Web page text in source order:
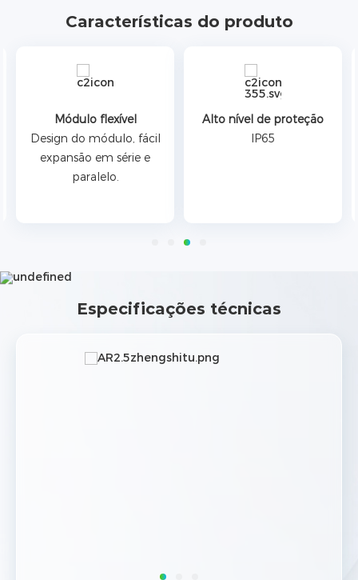
Características do produto
Módulo flexível
Design do módulo, fácil
expansão em série e
paralelo.
Alto nível de proteção
IP65
Especificações técnicas